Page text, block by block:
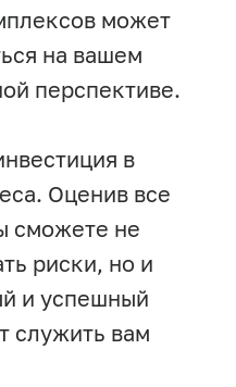
может
на вашем
перспективе.
в
Оценив все
сможете не
риски, но и
и успешный
служить вам